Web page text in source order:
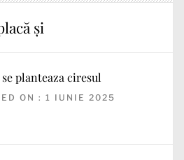
și
planteaza ciresul
ON : 1 IUNIE 2025